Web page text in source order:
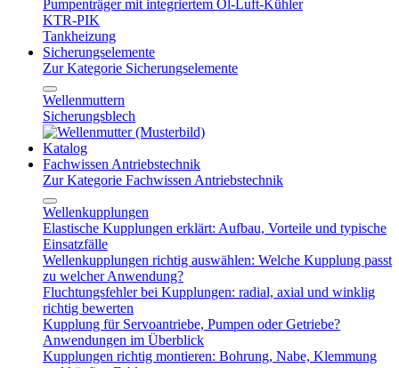
Pumpenträger mit integriertem Öl-Luft-Kühler
KTR-PIK
Tankheizung
Sicherungselemente
Zur Kategorie Sicherungselemente
Wellenmuttern
Sicherungsblech
Katalog
Fachwissen Antriebstechnik
Zur Kategorie Fachwissen Antriebstechnik
Wellenkupplungen
Elastische Kupplungen erklärt: Aufbau, Vorteile und typische
Einsatzfälle
Wellenkupplungen richtig auswählen: Welche Kupplung passt
zu welcher Anwendung?
Fluchtungsfehler bei Kupplungen: radial, axial und winklig
richtig bewerten
Kupplung für Servoantriebe, Pumpen oder Getriebe?
Anwendungen im Überblick
Kupplungen richtig montieren: Bohrung, Nabe, Klemmung